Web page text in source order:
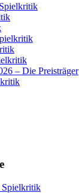
– Die Preisträger
Spielkritik